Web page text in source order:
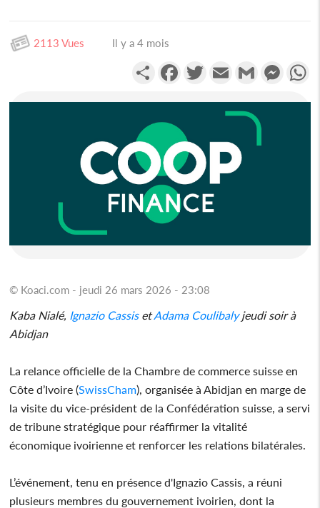
2113 Vues Il y a 4 mois
PartagerFacebookTwitterEmail Gmail
© Koaci.com - jeudi 26 mars 2026 - 23:08
Kaba Nialé, Ignazio CassisetAdama Coulibalyjeudi soir à
Abidjan
La relance officielle de la Chambre de commerce suisse en
Côte d’Ivoire (SwissCham), organisée à Abidjan en marge de
la visite du vice-président de la Confédération suisse, a servi
de tribune stratégique pour réaffirmer la vitalité
économique ivoirienne et renforcer les relations bilatérales.
L’événement, tenu en présence d'Ignazio Cassis, a réuni
plusieurs membres du gouvernement ivoirien, dont la